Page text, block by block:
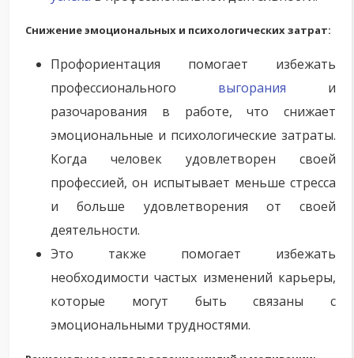
Снижение эмоциональных и психологических затрат:
Профориентация помогает избежать
профессионального выгорания и
разочарования в работе, что снижает
эмоциональные и психологические затраты.
Когда человек удовлетворен своей
профессией, он испытывает меньше стресса
и больше удовлетворения от своей
деятельности.
Это также помогает избежать
необходимости частых изменений карьеры,
которые могут быть связаны с
эмоциональными трудностями.